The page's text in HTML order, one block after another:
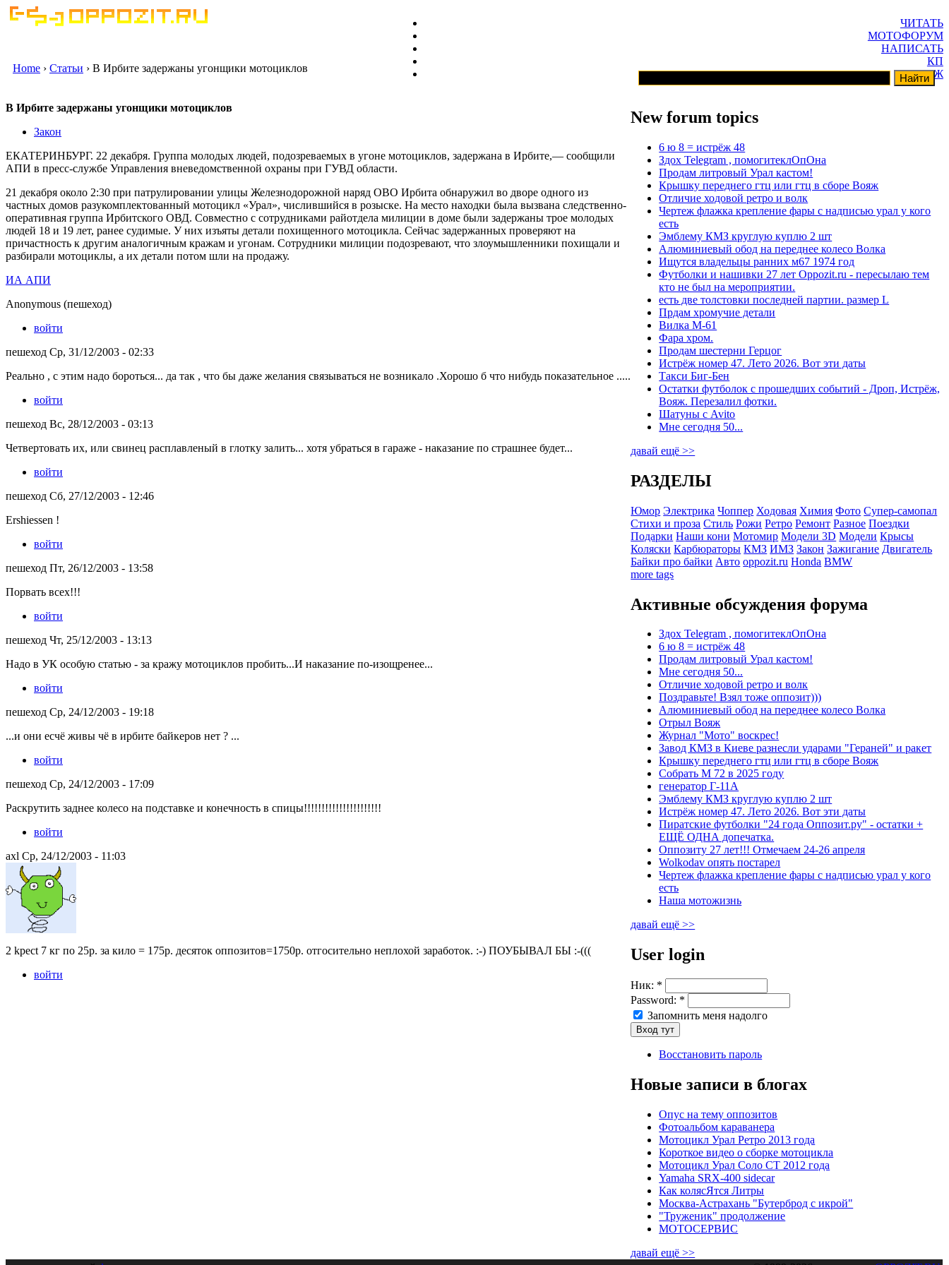
ЧИТАТЬ
МОТОФОРУМ
НАПИСАТЬ
КП
ГАРАЖ
Home › Статьи › В Ирбите задержаны угонщики мотоциклов
В Ирбите задержаны угонщики мотоциклов
Закон
ЕКАТЕРИНБУРГ. 22 декабря. Группа молодых людей, подозреваемых в угоне мотоциклов, задержана в Ирбите,— сообщили
АПИ в пресс-службе Управления вневедомственной охраны при ГУВД области.
21 декабря около 2:30 при патрулировании улицы Железнодорожной наряд ОВО Ирбита обнаружил во дворе одного из
частных домов разукомплектованный мотоцикл «Урал», числившийся в розыске. На место находки была вызвана следственно-
оперативная группа Ирбитского ОВД. Совместно с сотрудниками райотдела милиции в доме были задержаны трое молодых
людей 18 и 19 лет, ранее судимые. У них изъяты детали похищенного мотоцикла. Сейчас задержанных проверяют на
причастность к другим аналогичным кражам и угонам. Сотрудники милиции подозревают, что злоумышленники похищали и
разбирали мотоциклы, а их детали потом шли на продажу.
ИА АПИ
Anonymous (пешеход)
войти
пешеход Ср, 31/12/2003 - 02:33
Реально , с этим надо бороться... да так , что бы даже желания связываться не возникало .Хорошо б что нибудь показательное .....
войти
пешеход Вс, 28/12/2003 - 03:13
Четвертовать их, или свинец расплавленый в глотку залить... хотя убраться в гараже - наказание по страшнее будет...
войти
пешеход Сб, 27/12/2003 - 12:46
Ershiessen !
войти
пешеход Пт, 26/12/2003 - 13:58
Порвать всех!!!
войти
пешеход Чт, 25/12/2003 - 13:13
Надо в УК особую статью - за кражу мотоциклов пробить...И наказание по-изощренее...
войти
пешеход Ср, 24/12/2003 - 19:18
...и они есчё живы чё в ирбите байкеров нет ? ...
войти
пешеход Ср, 24/12/2003 - 17:09
Раскрутить заднее колесо на подставке и конечность в спицы!!!!!!!!!!!!!!!!!!!!!!
войти
axl Ср, 24/12/2003 - 11:03
2 kpect 7 кг по 25р. за кило = 175р. десяток оппозитов=1750р. отгосительно неплохой заработок. :-) ПОУБЫВАЛ БЫ :-(((
войти
New forum topics
6 ю 8 = истрёж 48
Здох Telegram , помогитеклОпОна
Продам литровый Урал кастом!
Крышку переднего гтц или гтц в сборе Вояж
Отличие ходовой ретро и волк
Чертеж флажка крепление фары с надписью урал у кого
есть
Эмблему КМЗ круглую куплю 2 шт
Алюминиевый обод на переднее колесо Волка
Ищутся владельцы ранних м67 1974 год
Футболки и нашивки 27 лет Oppozit.ru - пересылаю тем
кто не был на мероприятии.
есть две толстовки последней партии. размер L
Прдам хромучие детали
Вилка М-61
Фара хром.
Продам шестерни Герцог
Истрёж номер 47. Лето 2026. Вот эти даты
Такси Биг-Бен
Остатки футболок с прошедших событий - Дроп, Истрёж,
Вояж. Перезалил фотки.
Шатуны с Avito
Мне сегодня 50...
давай ещё >>
РАЗДЕЛЫ
Юмор Электрика Чоппер Ходовая Химия Фото Супер-самопал
Стихи и проза Стиль Рожи Ретро Ремонт Разное Поездки
Подарки Наши кони Мотомир Модели 3D Модели Крысы
Коляски Карбюраторы КМЗ ИМЗ Закон Зажигание Двигатель
Байки про байки Авто oppozit.ru Honda BMW
more tags
Активные обсуждения форума
Здох Telegram , помогитеклОпОна
6 ю 8 = истрёж 48
Продам литровый Урал кастом!
Мне сегодня 50...
Отличие ходовой ретро и волк
Поздравьте! Взял тоже оппозит)))
Алюминиевый обод на переднее колесо Волка
Отрыл Вояж
Журнал "Мото" воскрес!
Завод КМЗ в Киеве разнесли ударами "Гераней" и ракет
Крышку переднего гтц или гтц в сборе Вояж
Собрать М 72 в 2025 году
генератор Г-11А
Эмблему КМЗ круглую куплю 2 шт
Истрёж номер 47. Лето 2026. Вот эти даты
Пиратские футболки "24 года Оппозит.ру" - остатки +
ЕЩЁ ОДНА допечатка.
Оппозиту 27 лет!!! Отмечаем 24-26 апреля
Wolkodav опять постарел
Чертеж флажка крепление фары с надписью урал у кого
есть
Наша мотожизнь
давай ещё >>
User login
Ник: *
Password: *
Запомнить меня надолго
Восстановить пароль
Новые записи в блогах
Опус на тему оппозитов
Фотоальбом караванера
Мотоцикл Урал Ретро 2013 года
Короткое видео о сборке мотоцикла
Мотоцикл Урал Соло СТ 2012 года
Yamaha SRX-400 sidecar
Как колясЯтся Литры
Москва-Астрахань "Бутерброд с икрой"
"Труженик" продолжение
МОТОСЕРВИС
давай ещё >>